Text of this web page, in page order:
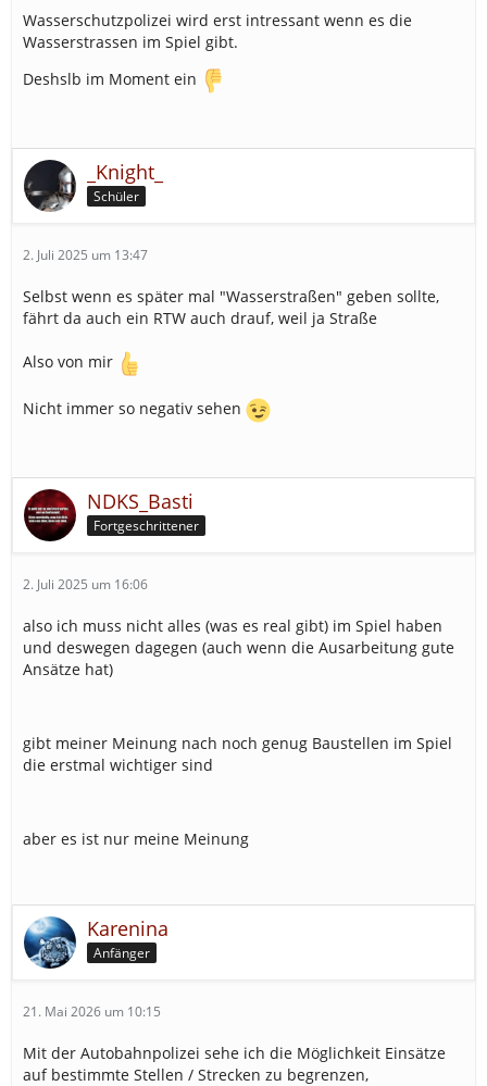
Wasserschutzpolizei wird erst intressant wenn es die
Wasserstrassen im Spiel gibt.
Deshslb im Moment ein
_Knight_
Schüler
2. Juli 2025 um 13:47
Selbst wenn es später mal "Wasserstraßen" geben sollte,
fährt da auch ein RTW auch drauf, weil ja Straße
Also von mir
Nicht immer so negativ sehen
NDKS_Basti
Fortgeschrittener
2. Juli 2025 um 16:06
also ich muss nicht alles (was es real gibt) im Spiel haben
und deswegen dagegen (auch wenn die Ausarbeitung gute
Ansätze hat)
gibt meiner Meinung nach noch genug Baustellen im Spiel
die erstmal wichtiger sind
aber es ist nur meine Meinung
Karenina
Anfänger
21. Mai 2026 um 10:15
Mit der Autobahnpolizei sehe ich die Möglichkeit Einsätze
auf bestimmte Stellen / Strecken zu begrenzen,